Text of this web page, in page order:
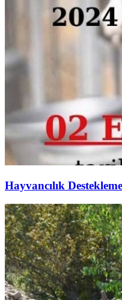
Hayvancılık